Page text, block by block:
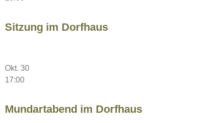
Sitzung im Dorfhaus
Okt. 30
17:00
Mundartabend im Dorfhaus